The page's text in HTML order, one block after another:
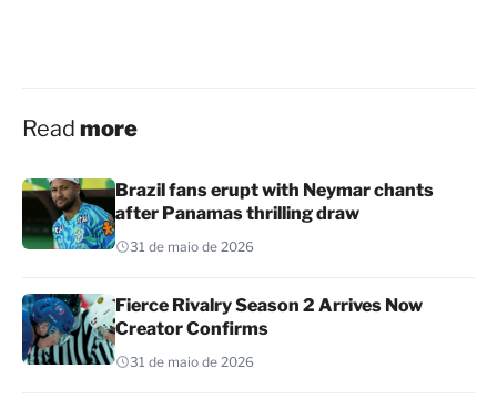
Read more
Brazil fans erupt with Neymar chants
after Panamas thrilling draw
31 de maio de 2026
Fierce Rivalry Season 2 Arrives Now
Creator Confirms
31 de maio de 2026